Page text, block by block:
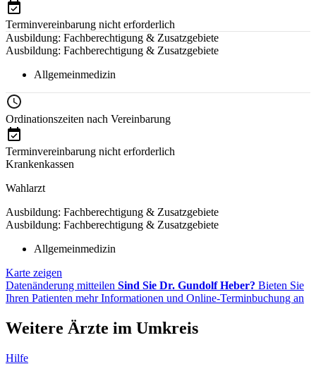
Terminvereinbarung nicht erforderlich
Ausbildung: Fachberechtigung & Zusatzgebiete
Ausbildung: Fachberechtigung & Zusatzgebiete
Allgemeinmedizin
Ordinationszeiten nach Vereinbarung
Terminvereinbarung nicht erforderlich
Krankenkassen
Wahlarzt
Ausbildung: Fachberechtigung & Zusatzgebiete
Ausbildung: Fachberechtigung & Zusatzgebiete
Allgemeinmedizin
Karte zeigen
Datenänderung mitteilen Sind Sie Dr. Gundolf Heber? Bieten Sie
Ihren Patienten mehr Informationen und Online-Terminbuchung an
Weitere Ärzte im Umkreis
Hilfe